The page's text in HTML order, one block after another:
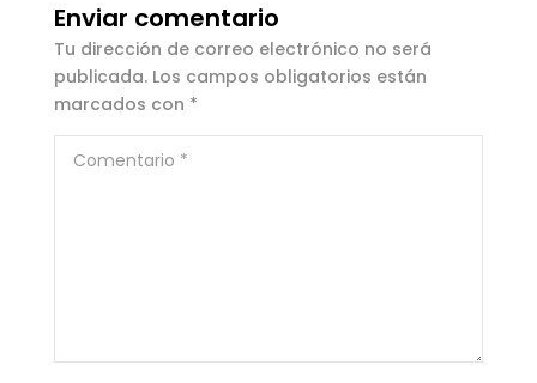
Enviar comentario
Tu dirección de correo electrónico no será
publicada. Los campos obligatorios están
marcados con *